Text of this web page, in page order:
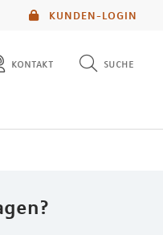
KUNDEN-LOGIN
kontakt suche